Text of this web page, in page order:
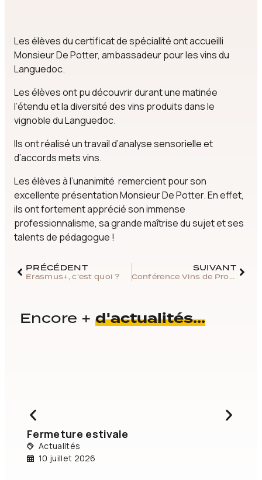
Les élèves du certificat de spécialité ont accueilli
Monsieur De Potter, ambassadeur pour les vins du
Languedoc.
Les élèves ont pu découvrir durant une matinée
l’étendu et la diversité des vins produits dans le
vignoble du Languedoc.
Ils ont réalisé un travail d’analyse sensorielle et
d’accords mets vins.
Les élèves à l’unanimité remercient pour son
excellente présentation Monsieur De Potter. En effet,
ils ont fortement apprécié son immense
professionnalisme, sa grande maîtrise du sujet et ses
talents de pédagogue !
PRÉCÉDENT
Erasmus+, c’est quoi ?
SUIVANT
Conférence Vins de Provence
Encore + d'actualités...
Fermeture estivale
Actualités
10 juillet 2026